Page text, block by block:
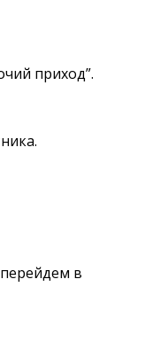
приход”.
в